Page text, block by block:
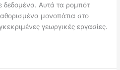
δεδομένα. Αυτά τα ρομπότ
μονοπάτια στο
γεωργικές εργασίες.